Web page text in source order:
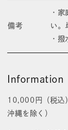
備考
・
い。
・
Information
10,000円（税込
沖縄を除く）